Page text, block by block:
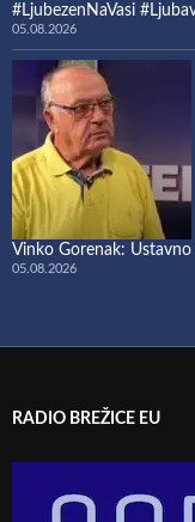
#LjubezenNaVasi
05.08.2026
Vinko Gorenak:
05.08.2026
RADIO BREŽICE EU